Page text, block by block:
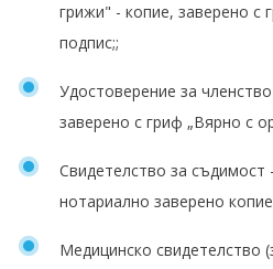
грижи" - копие, заверено с
подпис;;
Удостоверение за
заверено с гриф „Вярно с
Свидетелство за съдимост
нотариално заверено
Медицинско свидетелство